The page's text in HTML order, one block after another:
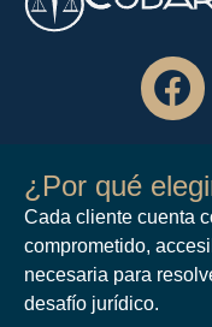
¿Por qué
Cada cliente cuenta
comprometido,
necesaria para
desafío jurídico.